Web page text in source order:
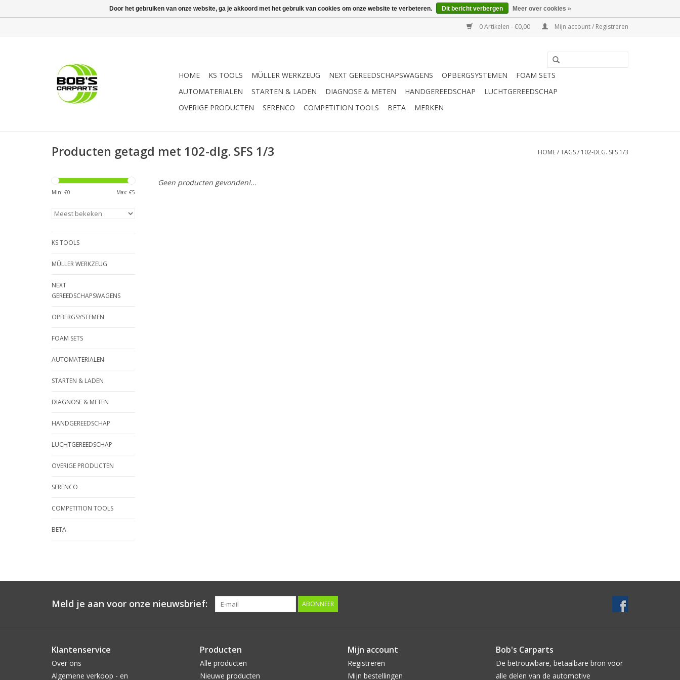
0 Artikelen - €0,00 Mijn account / Registreren
HOME KS TOOLS MÜLLER WERKZEUG NEXT GEREEDSCHAPSWAGENS OPBERGSYSTEMEN
FOAM SETS
AUTOMATERIALEN
STARTEN & LADEN DIAGNOSE & METEN HANDGEREEDSCHAP
LUCHTGEREEDSCHAP
OVERIGE PRODUCTEN
SERENCO COMPETITION TOOLS BETA MERKEN
Producten getagd met 102-dlg. SFS 1/3 HOME/TAGS/ 102-DLG. SFS 1/3
Min: €0 Max: €5
KS TOOLS
MÜLLER WERKZEUG
NEXT
GEREEDSCHAPSWAGENS
OPBERGSYSTEMEN
FOAM SETS
AUTOMATERIALEN
STARTEN & LADEN
DIAGNOSE & METEN
HANDGEREEDSCHAP
LUCHTGEREEDSCHAP
OVERIGE PRODUCTEN
SERENCO
COMPETITION TOOLS
BETA
Geen producten gevonden!...
Meld je aan voor onze nieuwsbrief: ABONNEER
Klantenservice
Over ons
Algemene verkoop - en
Producten
Alle producten
Nieuwe producten
Mijn account
Registreren
Mijn bestellingen
Bob's Carparts
De betrouwbare, betaalbare bron voor
alle delen van de automotive
Door het gebruiken van onze website, ga je akkoord met het gebruik van cookies om onze website te verbeteren. Dit bericht verbergen Meer over cookies »